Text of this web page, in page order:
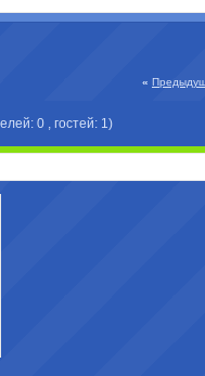
«
0 , гостей: 1)